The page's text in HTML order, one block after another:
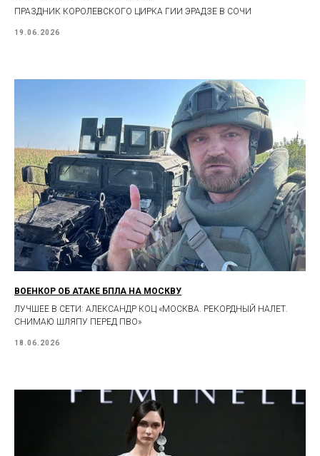
ПРАЗДНИК КОРОЛЕВСКОГО ЦИРКА ГИИ ЭРАДЗЕ В СОЧИ
19.06.2026
ВОЕНКОР ОБ АТАКЕ БПЛА НА МОСКВУ
ЛУЧШЕЕ В СЕТИ: АЛЕКСАНДР КОЦ «МОСКВА. РЕКОРДНЫЙ НАЛЕТ.
СНИМАЮ ШЛЯПУ ПЕРЕД ПВО»
18.06.2026